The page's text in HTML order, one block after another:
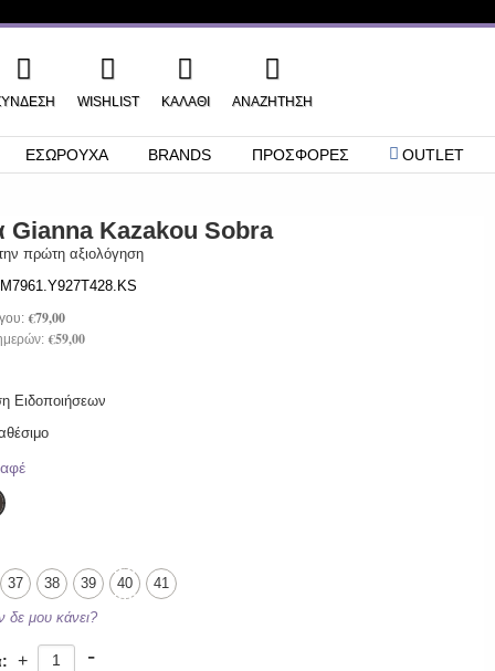
WISHLIST ΚΑΛΑΘΙ ΑΝΑΖΉΤΗΣΗ
ΕΣΩΡΟΥΧΑ BRANDS ΠΡΟΣΦΟΡΕΣ OUTLET
Gianna Kazakou Sobra
πρώτη αξιολόγηση
€79,00
€59,00
Ειδοποιήσεων
37 38 39 40 41
δε μου κάνει?
+ -